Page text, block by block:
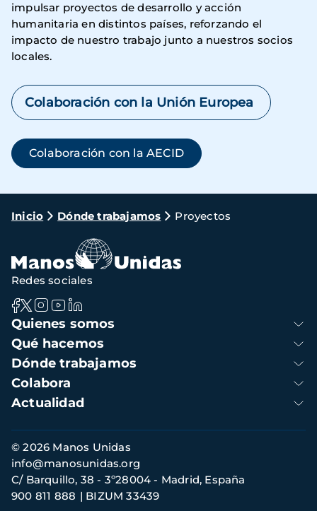
impulsar proyectos de desarrollo y acción
humanitaria en distintos países, reforzando el
impacto de nuestro trabajo junto a nuestros socios
locales.
Colaboración con la Unión Europea
Colaboración con la AECID
Ruta
navegación
Inicio Dónde trabajamos Proyectos
Navegación
principal
Quienes somos
Qué hacemos
Dónde trabajamos
Colabora
Actualidad
Redes sociales
Información
de
contacto
© 2026 Manos Unidas
C/ Barquillo, 38 - 3º28004 - Madrid, España
900 811 888
BIZUM 33439
info@manosunidas.org